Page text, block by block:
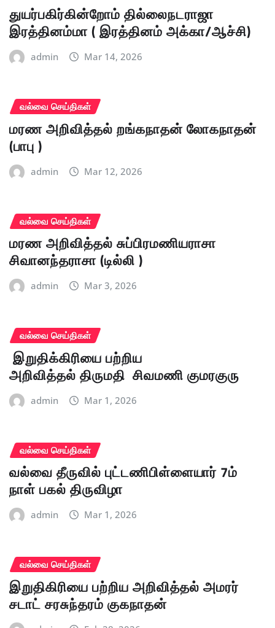
துயர்பகிர்கின்றோம் தில்லைநடராஜா
இரத்தினம்மா ( இரத்தினம் அக்கா/ஆச்சி)
admin Mar 14, 2026
வல்வை செய்திகள்
மரண அறிவித்தல் றங்கநாதன் லோகநாதன்
(பாபு )
admin Mar 12, 2026
வல்வை செய்திகள்
மரண அறிவித்தல் சுப்பிரமணியராசா
சிவானந்தராசா (டில்லி )
admin Mar 3, 2026
வல்வை செய்திகள்
இறுதிக்கிரியை பற்றிய
அறிவித்தல் திருமதி சிவமணி குமரகுரு
admin Mar 1, 2026
வல்வை செய்திகள்
வல்வை தீருவில் புட்டணிபிள்ளையார் 7ம்
நாள் பகல் திருவிழா
admin Mar 1, 2026
வல்வை செய்திகள்
இறுதிகிரியை பற்றிய அறிவித்தல் அமரர்
சடாட் சரசுந்தரம் குகநாதன்